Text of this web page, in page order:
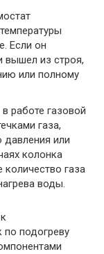
Если он
вышел из строя,
или полному
работе газовой
газа,
давления или
колонка
газа
воды.
по подогреву